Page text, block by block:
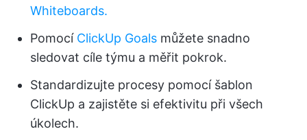
Whiteboards.
Pomocí ClickUp Goals můžete snadno
sledovat cíle týmu a měřit pokrok.
Standardizujte procesy pomocí šablon
ClickUp a zajistěte si efektivitu při všech
úkolech.